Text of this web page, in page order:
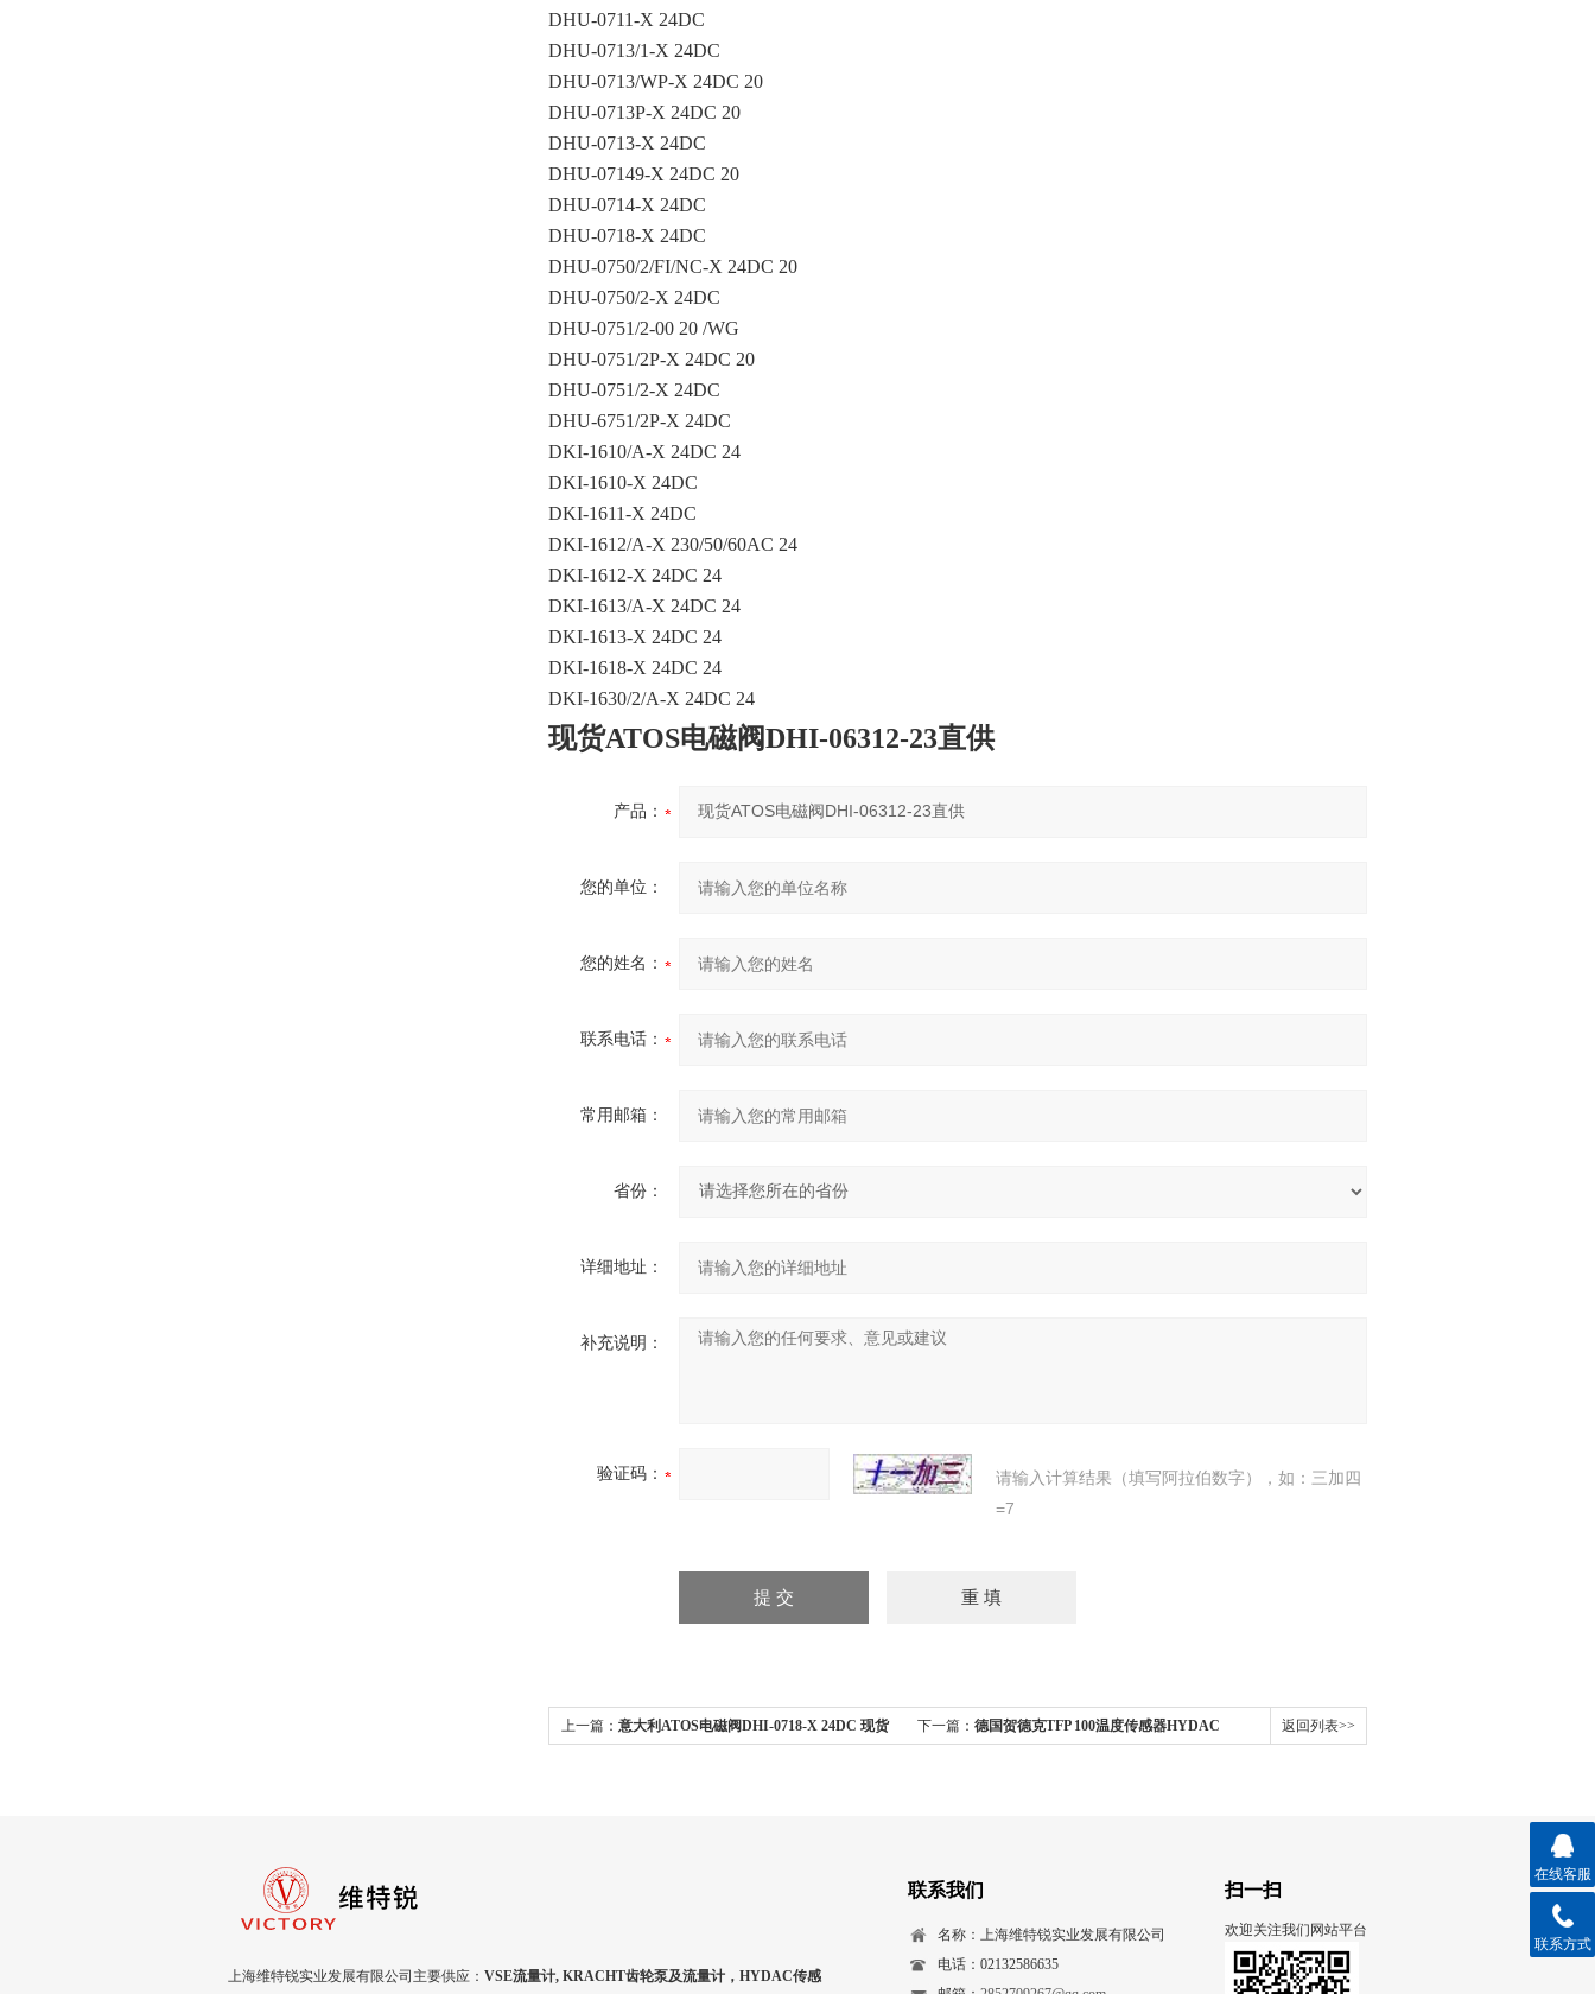
DHU-0711-X 24DC
DHU-0713/1-X 24DC
DHU-0713/WP-X 24DC 20
DHU-0713P-X 24DC 20
DHU-0713-X 24DC
DHU-07149-X 24DC 20
DHU-0714-X 24DC
DHU-0718-X 24DC
DHU-0750/2/FI/NC-X 24DC 20
DHU-0750/2-X 24DC
DHU-0751/2-00 20 /WG
DHU-0751/2P-X 24DC 20
DHU-0751/2-X 24DC
DHU-6751/2P-X 24DC
DKI-1610/A-X 24DC 24
DKI-1610-X 24DC
DKI-1611-X 24DC
DKI-1612/A-X 230/50/60AC 24
DKI-1612-X 24DC 24
DKI-1613/A-X 24DC 24
DKI-1613-X 24DC 24
DKI-1618-X 24DC 24
DKI-1630/2/A-X 24DC 24
现货ATOS电磁阀DHI-06312-23直供
产品：
您的单位：
您的姓名：
联系电话：
常用邮箱：
省份：
详细地址：
补充说明：
验证码：
请输入计算结果（填写阿拉伯数字），如：三加四
=7
上一篇： 意大利ATOS电磁阀DHI-0718-X 24DC 现货 下一篇： 德国贺德克TFP 100温度传感器HYDAC 返回列表>>
上海维特锐实业发展有限公司主要供应： VSE流量计, KRACHT齿轮泵及流量计，HYDAC传感
扫一扫
欢迎关注我们网站平台
联系我们
名称：上海维特锐实业发展有限公司
电话：02132586635
在线客服
联系方式